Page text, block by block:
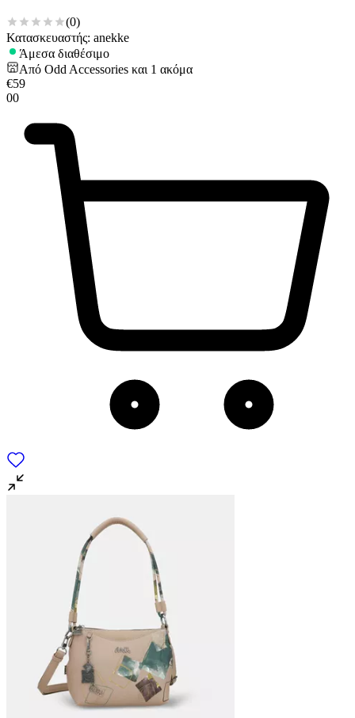
(0)
Κατασκευαστής: anekke
Άμεσα διαθέσιμο
Από Odd Accessories και 1 ακόμα
€59
00